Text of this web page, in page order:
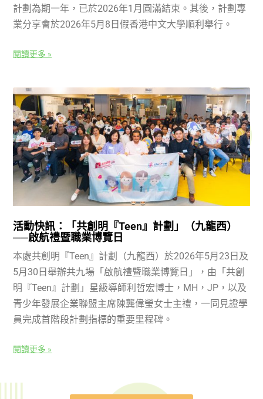
計劃為期一年，已於2026年1月圓滿結束。其後，計劃專
業分享會於2026年5月8日假香港中文大學順利舉行。
閱讀更多 »
活動快訊：「共創明『Teen』計劃」（九龍西）
──啟航禮暨職業博覽日
本處共創明『Teen』計劃（九龍西）於2026年5月23日及
5月30日舉辦共九場「啟航禮暨職業博覽日」，由「共創
明『Teen』計劃」星級導師利哲宏博士，MH，JP，以及
青少年發展企業聯盟主席陳龔偉瑩女士主禮，一同見證學
員完成首階段計劃指標的重要里程碑。
閱讀更多 »